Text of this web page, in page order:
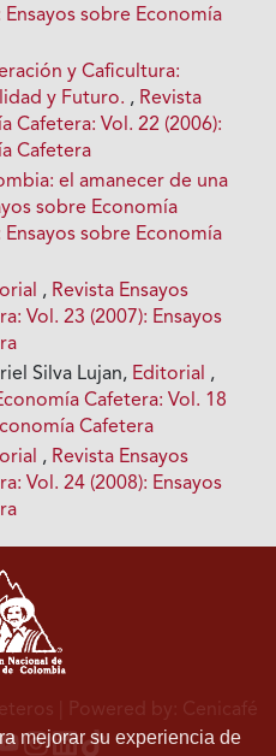
Ensayos sobre Economía
y Caficultura:
y Futuro. , Revista
Cafetera: Vol. 22 (2006):
Cafetera
el amanecer de una
sobre Economía
Ensayos sobre Economía
, Revista Ensayos
Vol. 23 (2007): Ensayos
Silva Lujan, Editorial ,
Cafetera: Vol. 18
Cafetera
, Revista Ensayos
Vol. 24 (2008): Ensayos
mejorar su experiencia de
| Powered by: Cenicafé